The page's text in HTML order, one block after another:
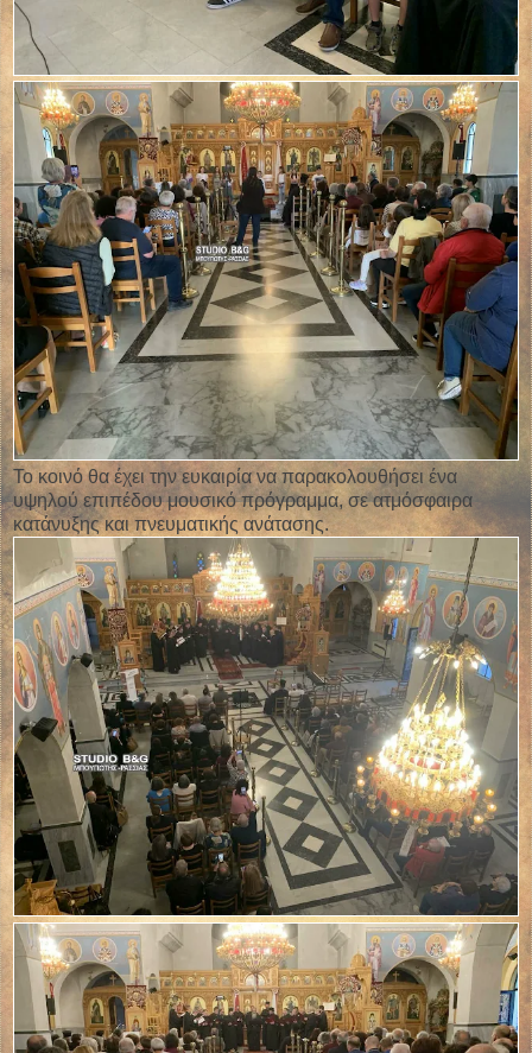
Το κοινό θα έχει την ευκαιρία να παρακολουθήσει ένα
υψηλού επιπέδου μουσικό πρόγραμμα, σε ατμόσφαιρα
κατάνυξης και πνευματικής ανάτασης.